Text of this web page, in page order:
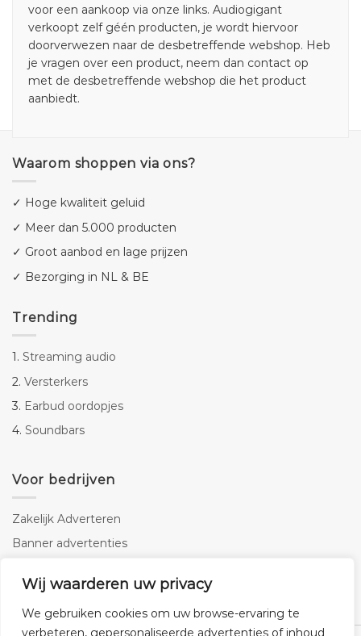
Wij waarderen uw privacy
We gebruiken cookies om uw browse-ervaring te
verbeteren, gepersonaliseerde advertenties of inhoud
voor een aankoop via onze links. Audiogigant
verkoopt zelf géén producten, je wordt hiervoor
doorverwezen naar de desbetreffende webshop. Heb
je vragen over een product, neem dan contact op
met de desbetreffende webshop die het product
aanbiedt.
Waarom shoppen via ons?
✓ Hoge kwaliteit geluid
✓ Meer dan 5.000 producten
✓ Groot aanbod en lage prijzen
✓ Bezorging in NL & BE
Trending
1. Streaming audio
2. Versterkers
3. Earbud oordopjes
4. Soundbars
Voor bedrijven
Zakelijk Adverteren
Banner advertenties
SEO copywriting